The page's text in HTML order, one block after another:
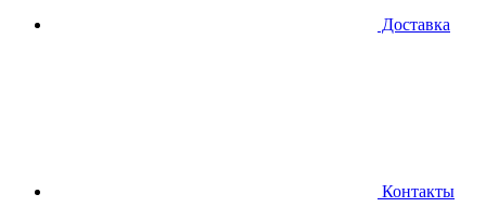
Доставка
Контакты